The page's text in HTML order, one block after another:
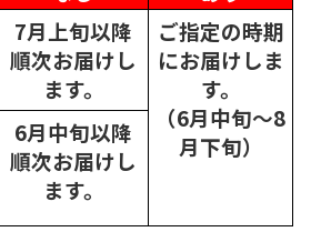
7月上旬以降
順次お届けし
ます。
ご指定の時期
にお届けしま
す。
（6月中旬～8
月下旬）
6月中旬以降
順次お届けし
ます。